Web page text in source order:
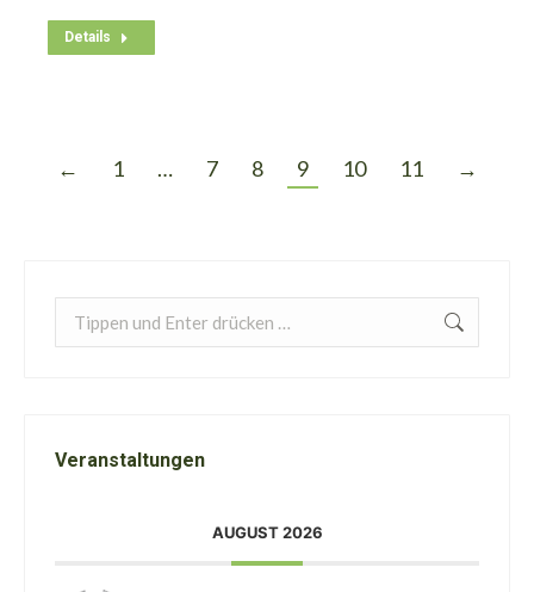
Details
← 1 … 7 8 9 10 11 →
Search:
Veranstaltungen
AUGUST 2026